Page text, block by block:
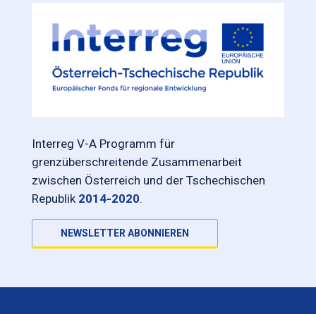
Interreg V-A Programm für
grenzüberschreitende Zusammenarbeit
zwischen Österreich und der Tschechischen
Republik 2014-2020.
NEWSLETTER ABONNIEREN